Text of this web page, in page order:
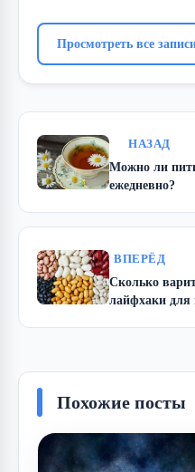
Просмотреть все
НАЗАД
Можно ли
ежедневно?
ВПЕРЁД
Сколько
лайфхаки для
Похожие посты